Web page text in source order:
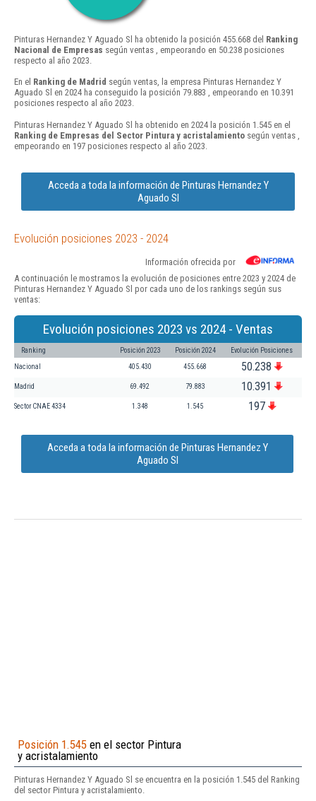
Pinturas Hernandez Y Aguado Sl ha obtenido la posición 455.668 del Ranking
Nacional de Empresas según ventas , empeorando en 50.238 posiciones
respecto al año 2023.
En el Ranking de Madrid según ventas, la empresa Pinturas Hernandez Y
Aguado Sl en 2024 ha conseguido la posición 79.883 , empeorando en 10.391
posiciones respecto al año 2023.
Pinturas Hernandez Y Aguado Sl ha obtenido en 2024 la posición 1.545 en el
Ranking de Empresas del Sector Pintura y acristalamiento según ventas ,
empeorando en 197 posiciones respecto al año 2023.
Acceda a toda la información de Pinturas Hernandez Y
Aguado Sl
Evolución posiciones 2023 - 2024
Información ofrecida por
A continuación le mostramos la evolución de posiciones entre 2023 y 2024 de
Pinturas Hernandez Y Aguado Sl por cada uno de los rankings según sus
ventas:
Evolución posiciones 2023 vs 2024 - Ventas
Ranking Posición 2023 Posición 2024 Evolución Posiciones
Nacional 405.430 455.668 50.238
Madrid 69.492 79.883 10.391
Sector CNAE 4334 1.348 1.545 197
Acceda a toda la información de Pinturas Hernandez Y
Aguado Sl
Posición 1.545 en el sector Pintura
y acristalamiento
Pinturas Hernandez Y Aguado Sl se encuentra en la posición 1.545 del Ranking
del sector Pintura y acristalamiento.